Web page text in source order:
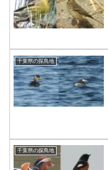
千葉県の探鳥地
千葉県の探鳥地